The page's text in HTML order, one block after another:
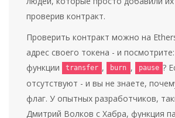
проверив контракт.
Проверить контракт можно на
адрес своего токена - и
функции
transfer , burn , pause ?
отсутствуют - и вы не знаете,
флаг. У опытных разработчиков,
Дмитрий Волков с Хабра, функция